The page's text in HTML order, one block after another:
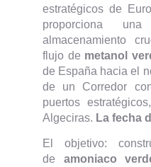
estratégicos de
proporciona
almacenamiento
flujo de metanol
de España hacia el
de un Corredor
puertos
Algeciras. La fecha
El objetivo:
de amoniaco